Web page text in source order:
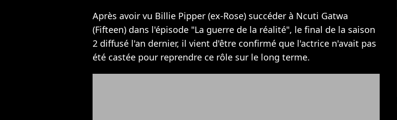
Après avoir vu Billie Pipper (ex-Rose) succéder à Ncuti Gatwa
(Fifteen) dans l'épisode "La guerre de la réalité", le final de la saison
2 diffusé l'an dernier, il vient d'être confirmé que l'actrice n'avait pas
été castée pour reprendre ce rôle sur le long terme.